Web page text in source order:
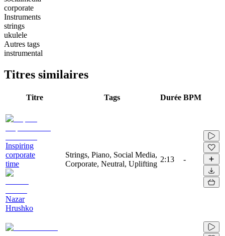
corporate
Instruments
strings
ukulele
Autres tags
instrumental
Titres similaires
Titre Tags Durée BPM
Inspiring
corporate
time
Nazar
Hrushko
Strings, Piano, Social Media,
Corporate, Neutral, Uplifting
2:13 -